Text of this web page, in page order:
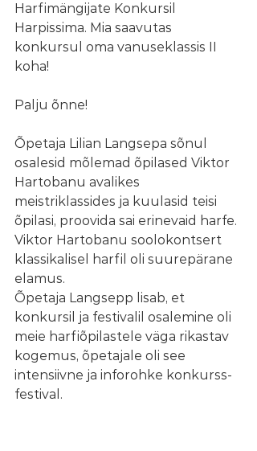
Harfimängijate Konkursil
Harpissima. Mia saavutas
konkursul oma vanuseklassis II
koha!
Palju õnne!
Õpetaja Lilian Langsepa sõnul
osalesid mõlemad õpilased Viktor
Hartobanu avalikes
meistriklassides ja kuulasid teisi
õpilasi, proovida sai erinevaid harfe.
Viktor Hartobanu soolokontsert
klassikalisel harfil oli suurepärane
elamus.
Õpetaja Langsepp lisab, et
konkursil ja festivalil osalemine oli
meie harfiõpilastele väga rikastav
kogemus, õpetajale oli see
intensiivne ja inforohke konkurss-
festival.